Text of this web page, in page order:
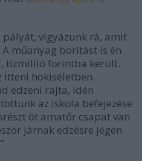
vigyázunk rá, amit
műanyag borítást is én
tízmillió forintba került.
itteni hokiséletben.
edzeni rajta, idén
az iskola befejezése
öt amatőr csapat van
járnak edzésre jégen